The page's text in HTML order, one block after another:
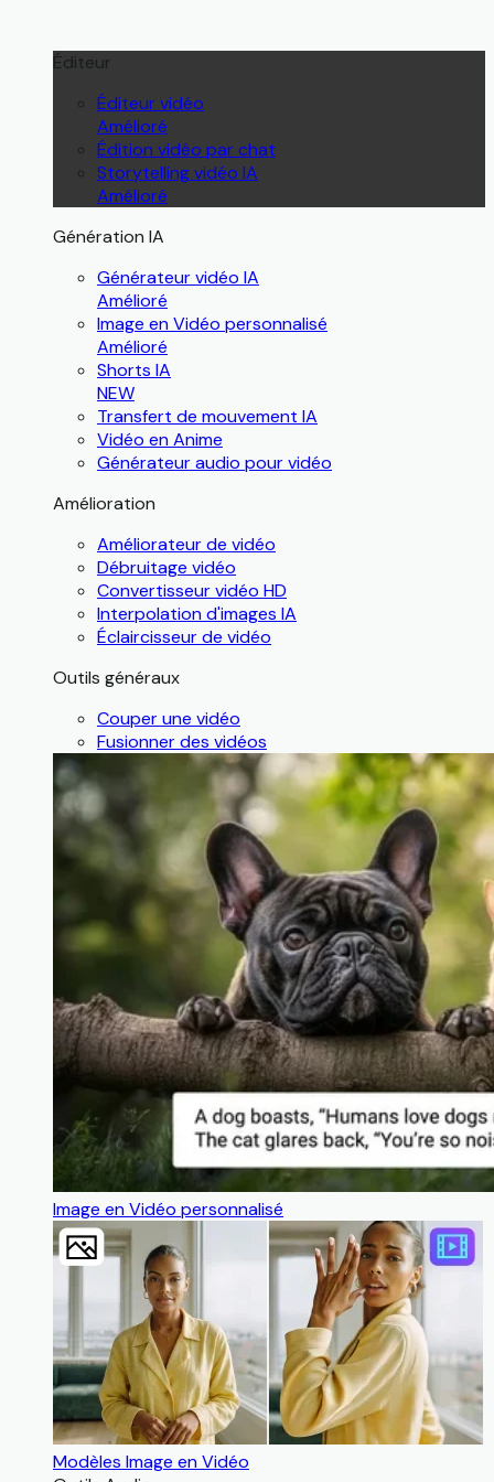
Éditeur
Éditeur vidéo
Amélioré
Édition vidéo par chat
Storytelling vidéo IA
Amélioré
Génération IA
Générateur vidéo IA
Amélioré
Image en Vidéo personnalisé
Amélioré
Shorts IA
NEW
Transfert de mouvement IA
Vidéo en Anime
Générateur audio pour vidéo
Amélioration
Améliorateur de vidéo
Débruitage vidéo
Convertisseur vidéo HD
Interpolation d'images IA
Éclaircisseur de vidéo
Outils généraux
Couper une vidéo
Fusionner des vidéos
Image en Vidéo personnalisé
Modèles Image en Vidéo